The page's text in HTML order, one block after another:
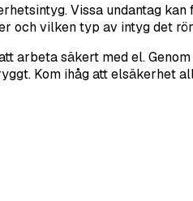
Vissa undantag
och vilken typ av intyg det
säkert med el.
Kom ihåg att elsäkerhet